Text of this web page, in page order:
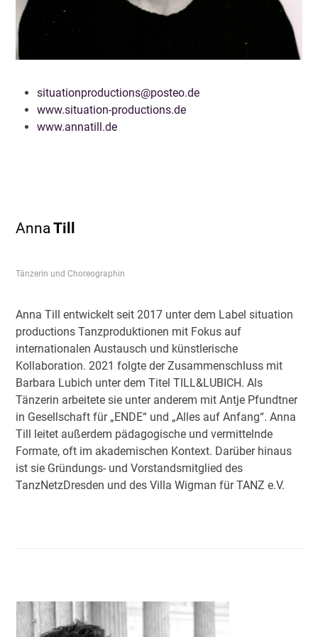
situationproductions@posteo.de
www.situation-productions.de
www.annatill.de
Anna Till
Tänzerin und Choreographin
Anna Till entwickelt seit 2017 unter dem Label situation
productions Tanzproduktionen mit Fokus auf
internationalen Austausch und künstlerische
Kollaboration. 2021 folgte der Zusammenschluss mit
Barbara Lubich unter dem Titel TILL&LUBICH. Als
Tänzerin arbeitete sie unter anderem mit Antje Pfundtner
in Gesellschaft für „ENDE“ und „Alles auf Anfang“. Anna
Till leitet außerdem pädagogische und vermittelnde
Formate, oft im akademischen Kontext. Darüber hinaus
ist sie Gründungs- und Vorstandsmitglied des
TanzNetzDresden und des Villa Wigman für TANZ e.V.
Use